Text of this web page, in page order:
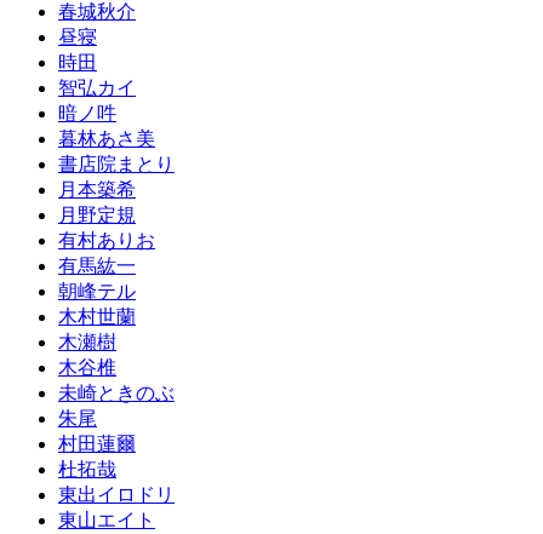
春城秋介
昼寝
時田
智弘カイ
暗ノ吽
暮林あさ美
書店院まとり
月本築希
月野定規
有村ありお
有馬紘一
朝峰テル
木村世蘭
木瀬樹
木谷椎
未崎ときのぶ
朱尾
村田蓮爾
杜拓哉
東出イロドリ
東山エイト